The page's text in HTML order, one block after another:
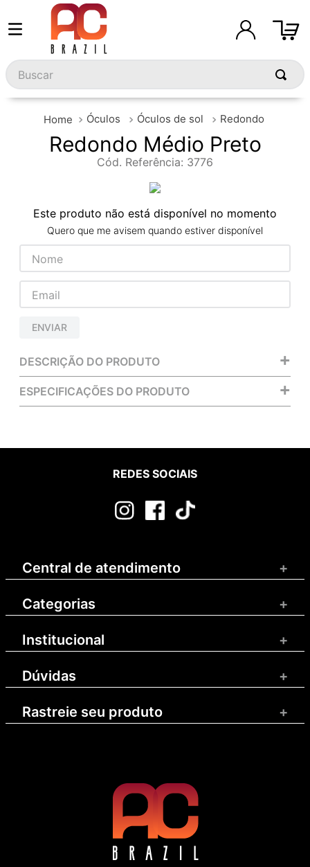
Buscar
Óculos Óculos de sol Redondo
Redondo Médio Preto
Cód. Referência: 3776
Este produto não está disponível no momento
Quero que me avisem quando estiver disponível
ENVIAR
DESCRIÇÃO DO PRODUTO +
ESPECIFICAÇÕES DO PRODUTO +
REDES SOCIAIS
Central de atendimento +
Categorias +
Institucional +
Dúvidas +
Rastreie seu produto +